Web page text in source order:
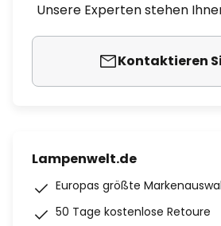
Unsere Experten stehen
Kontaktieren
Lampenwelt.de
Europas größte
50 Tage kostenlose Retoure